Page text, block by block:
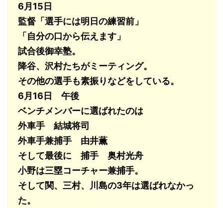
6月15日
監督「選手には明日の練習前」
「自分の口から伝えます」
試合後御幸塾。
降谷、沢村たちがミーティング。
その他の選手も素振りなどをしている。
6月16日 午後
ベンチメンバーに選ばれたのは
外車手 結城将司
外車手兼捕手 由井薫
そして最後に 捕手 奥村光舟
小野は三塁コーチャー兼捕手。
そして関、三村、川島の3年は選ばれなかっ
た。